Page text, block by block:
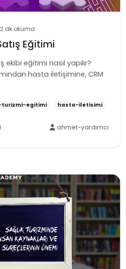
2 dk okuma
Eğitimi
ekibi eğitimi nasıl yapılır?
hasta iletişimine, CRM
turizmi-egitimi hasta-iletisimi
ahmet-yardimci